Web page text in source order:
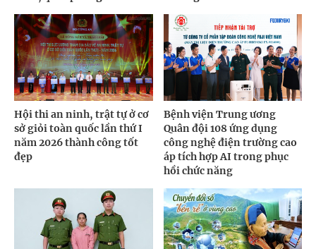
Hội thi an ninh, trật tự ở cơ
sở giỏi toàn quốc lần thứ I
năm 2026 thành công tốt
đẹp
Bệnh viện Trung ương
Quân đội 108 ứng dụng
công nghệ điện trường cao
áp tích hợp AI trong phục
hồi chức năng